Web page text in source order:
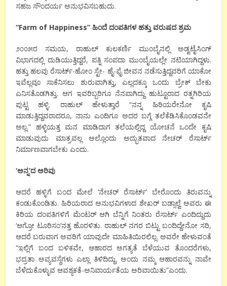
ಸಹಜ ಸೌಂದರ್ಯ ಅನುಭವಿಸಬಹುದು.
“Farm of Happiness” ಹಿಂದೆ ದಂಪತಿಗಳ ಹತ್ತು ವರುಷದ ಶ್ರಮ
೨೦೦೫ರ ಸಮಯ, ರಾಹುಲ್ ಕುಲಕರ್ಣಿ ಮುಂಬೈನಲ್ಲಿ ಅಡ್ವಟೈಸಿಂಗ್
ವಿಭಾಗದಲ್ಲಿ ದುಡಿಯುತ್ತಿದ್ದರೆ, ಪತ್ನಿ ಸಂಪದಾ ಮುಂಬೈಯಲ್ಲೇ ನಟಿಯಾಗಿದ್ದಳು.
ಹತ್ತು ಹಲವು ರೆಸಾರ್ಟ್-ಹೋಂ ಸ್ಟೇ- ಹೈ-ಫೈ ಜೀವನ ನಡೆಸುತ್ತಿದ್ದವರಿಗೆ ಯಾಕೋ
ಇವೆಲ್ಲವೂ ಸಾಕೆನಿಸಲು ಶುರುವಾಗಿತ್ತು, ಎಲ್ಲದಕ್ಕೂ ಒಂದು ಬ್ರೇಕ್ ಬೇಕು
ಎನಿಸತೊಡಗಿತ್ತು. ಆಗ ಇವರಿಬ್ಬರಿಗೂ ನೆನಪಾಗಿದ್ದು ಹುಟ್ಟೂರಾದ ರತ್ನಗಿರಿಯ
ಪುಟ್ಟ ಹಳ್ಳಿ. ರಾಹುಲ್ ಹೇಳುತ್ತಾರೆ “ನನ್ನ ಹಿರಿಯರೇನೋ ಕೃಷಿ
ಮಾಡುತ್ತಿದ್ದವರಾದರೂ, ನಾನು ಎಂದಿಗೂ ಅದರ ಬಗ್ಗೆ ತಲೆಕೆಡಿಸಿಕೊಂಡವನೇ
ಅಲ್ಲ.” ಹಳ್ಳಿಯತ್ತ ಮನ ಮಾಡಿದಾಗ ತಲೆಯಲ್ಲಿದ್ದ ಯೋಚನೆ ಒಂದೇ ಕೃಷಿ
ಮಾಡುವುದು ಮಾತ್ರವಲ್ಲ ಅಲ್ಲೊಂದು ಅದ್ಭುತವಾದ ನೇಚರ್ ರೆಸಾರ್ಟ್
ನಿರ್ಮಾಣವಾಗಬೇಕು ಎಂದು.
‘ಅನ್ನ’ದ ಅರಿವು
ಆದರೆ ಹಳ್ಳಿಗೆ ಬಂದ ಮೇಲೆ ‘ನೇಚರ್ ರೆಸಾರ್ಟ್’ ಬೇರೊಂದು ತಿರುವನ್ನು
ಕಂಡುಕೊಂಡಿತು. ಹಿರಿಯರಾದ ಅನುಭವಿಗಳಾದ ಶೇಖರ್ ಬಡ್ಸಾಲ್ವೆ ಅವರು ಈ
ಕಿರಿಯ ದಂಪತಿಗಳಿಗೆ ಮೆಂಟರ್ ಆಗಿ ಬೆನ್ನಿಗೆ ನಿಂತರು ರೆಸಾರ್ಟ್ ಎಂದಿದ್ದುದು
‘ಆಗ್ರೋ ಟೂರಿಸಂ’ನತ್ತ ಹೊರಳಿತು. ರಾಹುಲ್ ನಗರ ಬಿಟ್ಟು ಬಂದಿದ್ದೇನೋ ಸರಿ,
ಆದರೆ ಬರುವಾಗ ಅವರಿಗೆ ಯಾವುದೇ ಮಾಹಿತಿಯಿರಲಿಲ್ಲ. ಅವರೇ ಹೇಳುವಂತೆ
“ಇಲ್ಲಿಗೆ ಬಂದ ಬಳಿಕವೇ, ಆಹಾರದ ಅಗತ್ಯತೆ ಬೆಳೆಯುವ ತೊಂದರೆಗಳು,
ಭದ್ರತಾ ಅವ್ಯವಸ್ಥೆಗಳು ಎಲ್ಲಾ ತಿಳಿದಿದ್ದು. ಅಂದು ನಮ್ಮ ಆಹಾರವನ್ನು ನಾವೇ
ಬೆಳೆದುಕೊಳ್ಳುವ ಆವಶ್ಯಕತೆ-ಅನಿವಾರ್ಯತೆಯ ಅರಿವಾಯಿತು”ಎಂದು.